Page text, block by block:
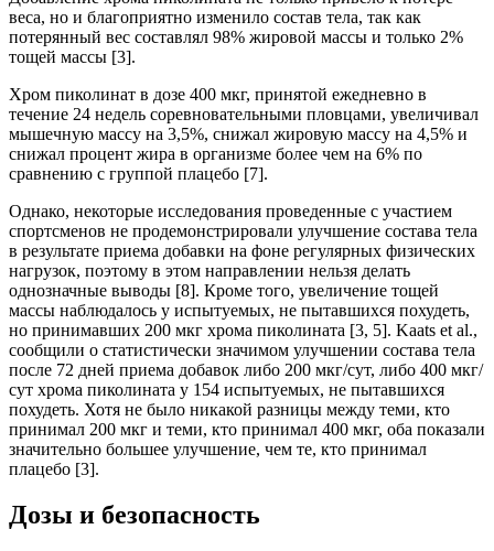
веса, но и благоприятно изменило состав тела, так как
потерянный вес составлял 98% жировой массы и только 2%
тощей массы [3].
Хром пиколинат в дозе 400 мкг, принятой ежедневно в
течение 24 недель соревновательными пловцами, увеличивал
мышечную массу на 3,5%, снижал жировую массу на 4,5% и
снижал процент жира в организме более чем на 6% по
сравнению с группой плацебо [7].
Однако, некоторые исследования проведенные с участием
спортсменов не продемонстрировали улучшение состава тела
в результате приема добавки на фоне регулярных физических
нагрузок, поэтому в этом направлении нельзя делать
однозначные выводы [8]. Кроме того, увеличение тощей
массы наблюдалось у испытуемых, не пытавшихся похудеть,
но принимавших 200 мкг хрома пиколината [3, 5]. Kaats et al.,
сообщили о статистически значимом улучшении состава тела
после 72 дней приема добавок либо 200 мкг/сут, либо 400 мкг/
сут хрома пиколината у 154 испытуемых, не пытавшихся
похудеть. Хотя не было никакой разницы между теми, кто
принимал 200 мкг и теми, кто принимал 400 мкг, оба показали
значительно большее улучшение, чем те, кто принимал
плацебо [3].
Дозы и безопасность